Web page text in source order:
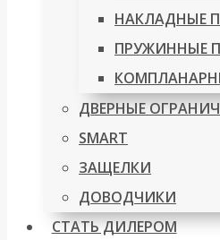
НАКЛАДНЫЕ
ПРУЖИННЫЕ
ДВЕРНЫЕ
SMART
ЗАЩЕЛКИ
ДОВОДЧИКИ
СТАТЬ ДИЛЕРОМ